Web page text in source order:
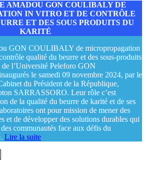
AMADOU GON COULIBALY DE
IN VITRO ET DE CONTRÔLE
ET DES SOUS PRODUITS DU
KARITÉ
GON COULIBALY de micropropagation
qualité du beurre et des sous-produits
l’Université Peleforo GON
le samedi 09 novembre 2024, par le
du Président de la République,
SARRASSORO. Leur rôle c’est
de la qualité du beurre de karité et de ses
ont pour mission de mener des
et de développer des solutions durables qui
communautés face aux défis du
Lire la suite